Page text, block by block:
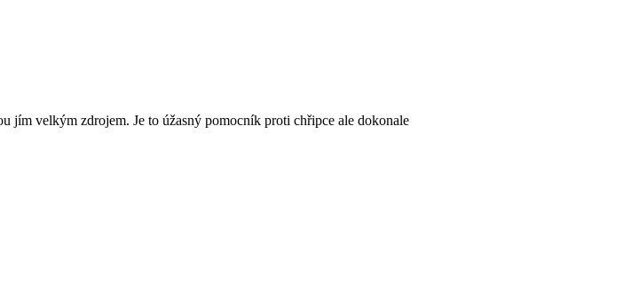
jím velkým zdrojem. Je to úžasný pomocník proti chřipce ale dokonale